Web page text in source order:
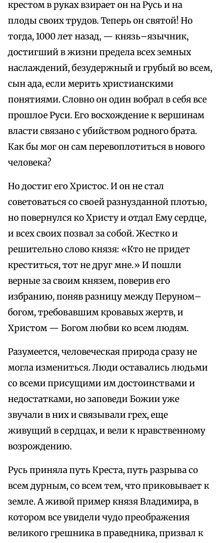
крестом в руках взирает он на Русь и на
плоды своих трудов. Теперь он святой! Но
тогда, 1000 лет назад, — князь–язычник,
достигший в жизни предела всех земных
наслаждений, безудержный и грубый во всем,
сын ада, если мерить христианскими
понятиями. Словно он один вобрал в себя все
прошлое Руси. Его восхождение к вершинам
власти связано с убийством родного брата.
Как бы мог он сам перевоплотиться в нового
человека?
Но достиг его Христос. И он не стал
советоваться со своей разнузданной плотью,
но повернулся ко Христу и отдал Ему сердце,
и всех своих позвал за собой. Жестко и
решительно слово князя: «Кто не придет
креститься, тот не друг мне.» И пошли
верные за своим князем, поверив его
избранию, поняв разницу между Перуном–
богом, требовавшим кровавых жертв, и
Христом — Богом любви ко всем людям.
Разумеется, человеческая природа сразу не
могла измениться. Люди оставались людьми
со всеми присущими им достоинствами и
недостатками, но заповеди Божии уже
звучали в них и связывали грех, еще
живущий в сердцах, и вели к нравственному
возрождению.
Русь приняла путь Креста, путь разрыва со
всем дурным, со всем тем, что приковывает к
земле. А живой пример князя Владимира, в
котором все увидели чудо преображения
великого грешника в праведника, призвал к